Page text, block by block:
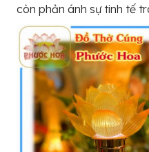
còn phản ánh sự tinh tế